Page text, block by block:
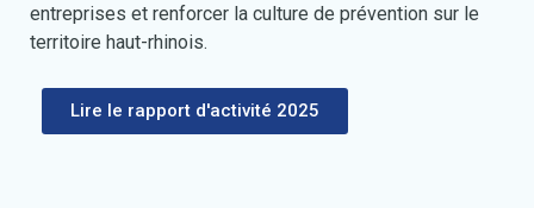
entreprises et renforcer la culture de prévention sur le
territoire haut-rhinois.
Lire le rapport d'activité 2025